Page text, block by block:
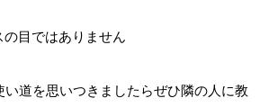
目ではありません
い道を思いつきましたらぜひ隣の人に教